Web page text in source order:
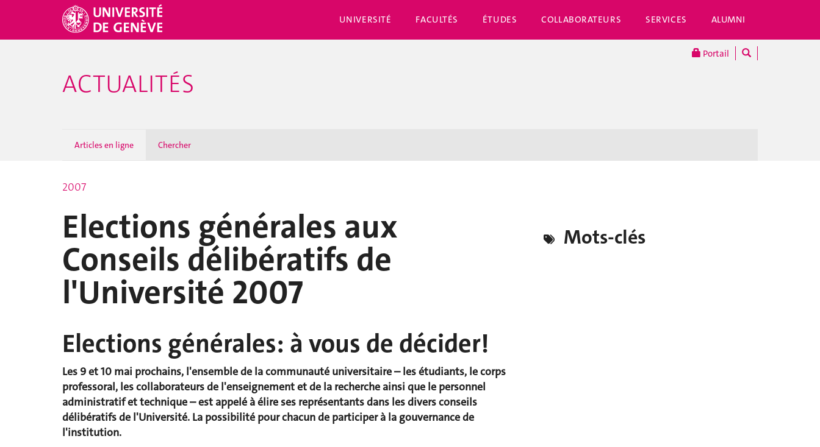
UNIVERSITÉ FACULTÉS ÉTUDES COLLABORATEURS SERVICES ALUMNI
Portail
ACTUALITÉS
Articles en ligne Chercher
2007
Elections générales aux
Conseils délibératifs de
l'Université 2007
Elections générales: à vous de décider!
Les 9 et 10 mai prochains, l'ensemble de la communauté universitaire – les étudiants, le corps
professoral, les collaborateurs de l'enseignement et de la recherche ainsi que le personnel
administratif et technique – est appelé à élire ses représentants dans les divers conseils
délibératifs de l'Université. La possibilité pour chacun de participer à la gouvernance de
l'institution.
Mots-clés